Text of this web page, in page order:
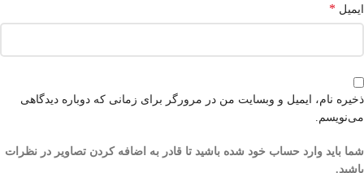
ایمیل *
ذخیره نام، ایمیل و وبسایت من در مرورگر برای زمانی که دوباره دیدگاهی
می‌نویسم.
شما باید وارد حساب خود شده باشید تا قادر به اضافه کردن تصاویر در نظرات
باشید.